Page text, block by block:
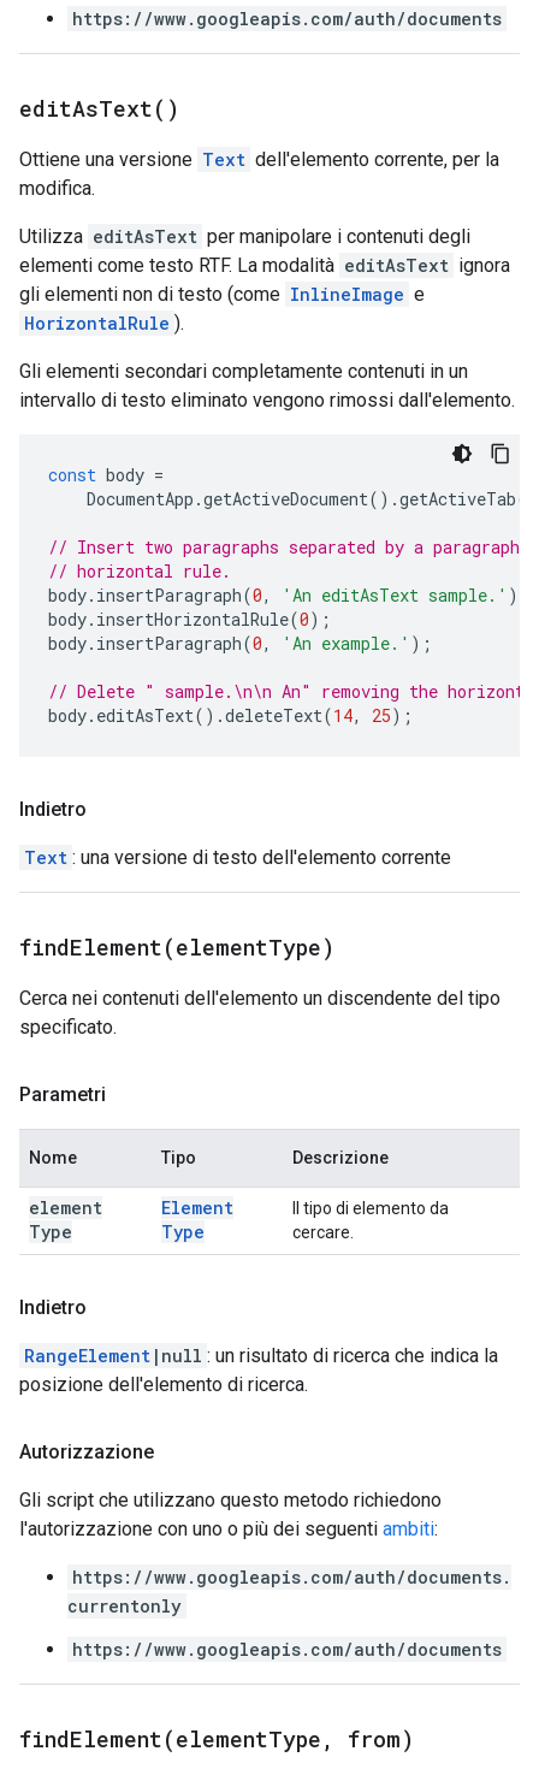
https://www.googleapis.com/auth/documents
editAsText( )
Ottiene una versione Text dell'elemento corrente, per la
modifica.
Utilizza editAsText per manipolare i contenuti degli
elementi come testo RTF. La modalità editAsText ignora
gli elementi non di testo (come InlineImage e
HorizontalRule ).
Gli elementi secondari completamente contenuti in un
intervallo di testo eliminato vengono rimossi dall'elemento.
const body =
DocumentApp .getActiveDocument().getActiveTab
// Insert two paragraphs separated by a paragraph
// horizontal rule.
body. insertParagraph(0, 'An editAsText sample.' );
body. insertHorizontalRule(0);
body. insertParagraph(0, 'An example.' );
// Delete " sample.\n\n An" removing the
body. editAsText().deleteText(14, 25);
Indietro
Text : una versione di testo dell'elemento corrente
findElement(elementType)
Cerca nei contenuti dell'elemento un discendente del tipo
specificato.
Parametri
Nome Tipo Descrizione
element
Type
Element
Type
Il tipo di elemento da
cercare.
Indietro
RangeElement |null : un risultato di ricerca che indica la
posizione dell'elemento di ricerca.
Autorizzazione
Gli script che utilizzano questo metodo richiedono
l'autorizzazione con uno o più dei seguenti ambiti:
https://www.googleapis.com/auth/documents.
currentonly
https://www.googleapis.com/auth/documents
findElement(elementType , from)